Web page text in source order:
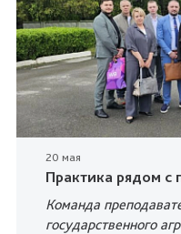
20 мая
Практика рядом с
Команда
государственного